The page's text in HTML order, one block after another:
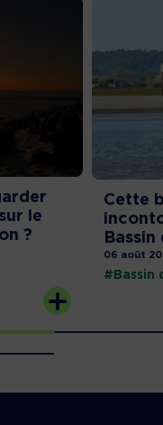
le
?
Cette
Bassin
06 août
#Bassin